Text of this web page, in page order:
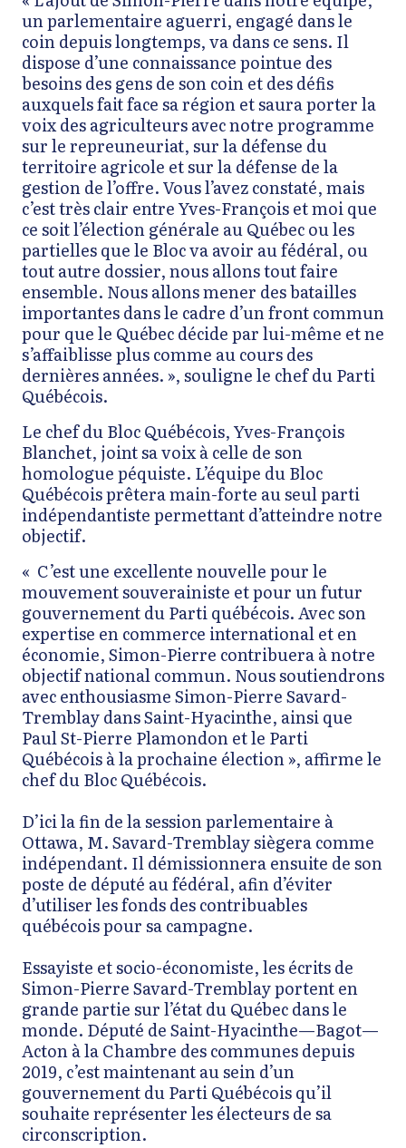
un parlementaire aguerri, engagé dans le
coin depuis longtemps, va dans ce sens. Il
dispose d’une connaissance pointue des
besoins des gens de son coin et des défis
auxquels fait face sa région et saura porter la
voix des agriculteurs avec notre programme
sur le repreuneuriat, sur la défense du
territoire agricole et sur la défense de la
gestion de l’offre. Vous l’avez constaté, mais
c’est très clair entre Yves-François et moique
ce soit l’élection générale au Québec ou les
partielles que le Bloc va avoir au fédéral, ou
tout autre dossier, nous allons tout faire
ensemble. Nous allons mener des batailles
importantes dans le cadre d’un front commun
pour que le Québec décide par lui-même et ne
s’affaiblisse plus comme au cours des
dernières années. », souligne le chef du Parti
Québécois.
Le chef du Bloc Québécois, Yves-François
Blanchet, joint sa voix à celle de son
homologue péquiste. L’équipe du Bloc
Québécois prêtera main-forte au seul parti
indépendantiste permettant d’atteindre notre
objectif.
« C’est une excellente nouvelle pour le
mouvement souverainiste et pour un futur
gouvernement du Parti québécois. Avec son
expertise en commerce international et en
économie, Simon-Pierre contribuera à notre
objectif national commun. Nous soutiendrons
avec enthousiasme Simon-Pierre Savard-
Tremblay dans Saint-Hyacinthe, ainsi que
Paul St-Pierre Plamondon et le Parti
Québécois à la prochaine élection », affirme le
chef du Bloc Québécois.
D’ici la fin de la session parlementaire à
Ottawa, M. Savard-Tremblay siègera comme
indépendant. Il démissionnera ensuite de son
poste de député au fédéral, afin d’éviter
d’utiliser les fonds des contribuables
québécois pour sa campagne.
Essayiste et socio-économiste, les écrits de
Simon-Pierre Savard-Tremblay portent en
grande partie sur l’état du Québec dans le
monde. Député de Saint-Hyacinthe—Bagot—
Acton à la Chambre des communes depuis
2019, c’est maintenant au sein d’un
gouvernement du Parti Québécois qu’il
souhaite représenter les électeurs de sa
circonscription.